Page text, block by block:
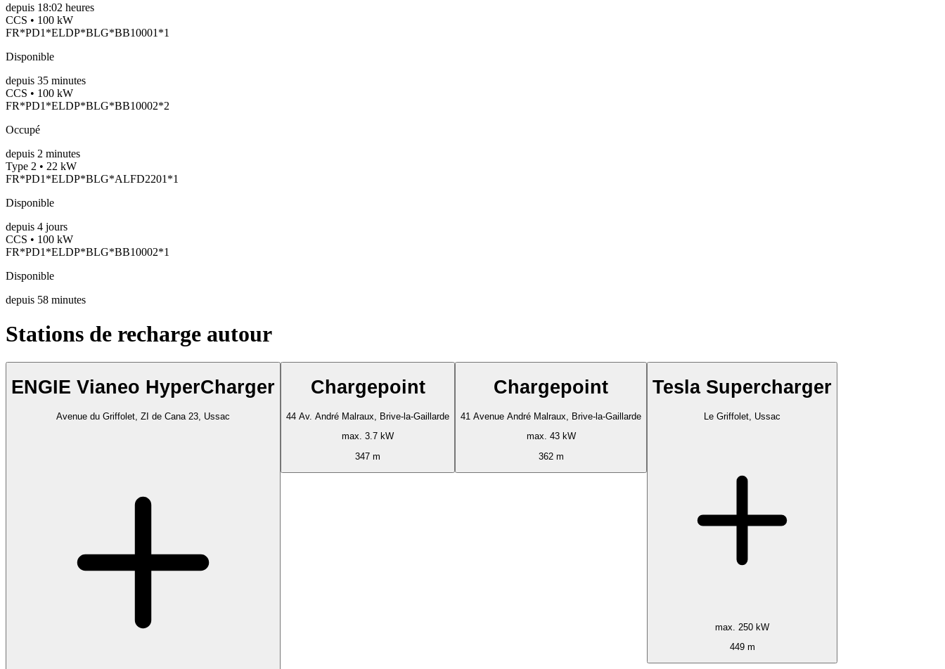
depuis 18:02 heures
CCS • 100 kW
FR*PD1*ELDP*BLG*BB10001*1
Disponible
depuis 35 minutes
CCS • 100 kW
FR*PD1*ELDP*BLG*BB10002*2
Occupé
depuis 2 minutes
Type 2 • 22 kW
FR*PD1*ELDP*BLG*ALFD2201*1
Disponible
depuis 4 jours
CCS • 100 kW
FR*PD1*ELDP*BLG*BB10002*1
Disponible
depuis 58 minutes
Stations de recharge autour
ENGIE Vianeo HyperCharger
Avenue du Griffolet, ZI de Cana 23, Ussac
Chargepoint
44 Av. André Malraux, Brive-la-Gaillarde
max. 3.7 kW
347 m
Chargepoint
41 Avenue André Malraux, Brive-la-Gaillarde
max. 43 kW
362 m
Tesla Supercharger
Le Griffolet, Ussac
max. 250 kW
449 m